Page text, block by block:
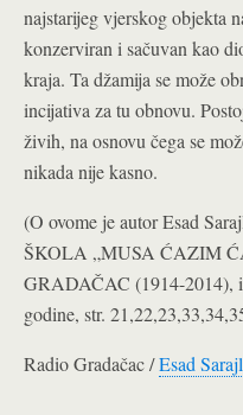
najstarijeg vjerskog objekta
konzerviran i sačuvan kao
kraja. Ta džamija se može
incijativa za tu obnovu.
živih, na osnovu čega se
nikada nije kasno.
(O ovome je autor Esad
ŠKOLA „MUSA ĆAZIM
GRADAČAC (1914-2014),
godine, str.
Radio Gradačac /Esad